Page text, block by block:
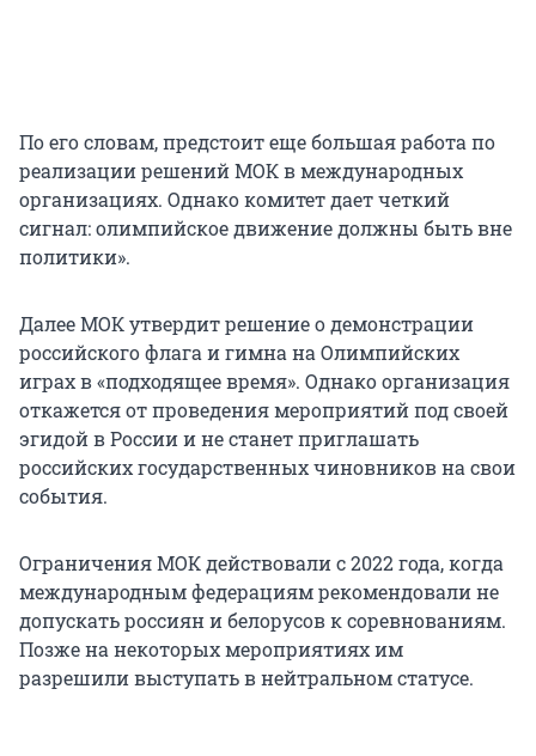
По его словам, предстоит еще большая работа по
реализации решений МОК в международных
организациях. Однако комитет дает четкий
сигнал: олимпийское движение должны быть вне
политики».
Далее МОК утвердит решение о демонстрации
российского флага и гимна на Олимпийских
играх в «подходящее время». Однако организация
откажется от проведения мероприятий под своей
эгидой в России и не станет приглашать
российских государственных чиновников на свои
события.
Ограничения МОК действовали с 2022 года, когда
международным федерациям рекомендовали не
допускать россиян и белорусов к соревнованиям.
Позже на некоторых мероприятиях им
разрешили выступать в нейтральном статусе.